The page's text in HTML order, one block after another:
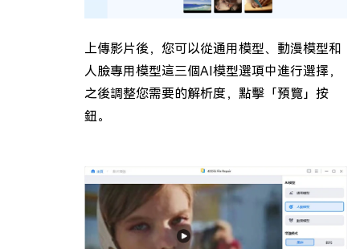
上傳影片後，您可以從通用模型、動漫模型和
人臉專用模型這三個AI模型選項中進行選擇，
之後調整您需要的解析度，點擊「預覽」按
鈕。